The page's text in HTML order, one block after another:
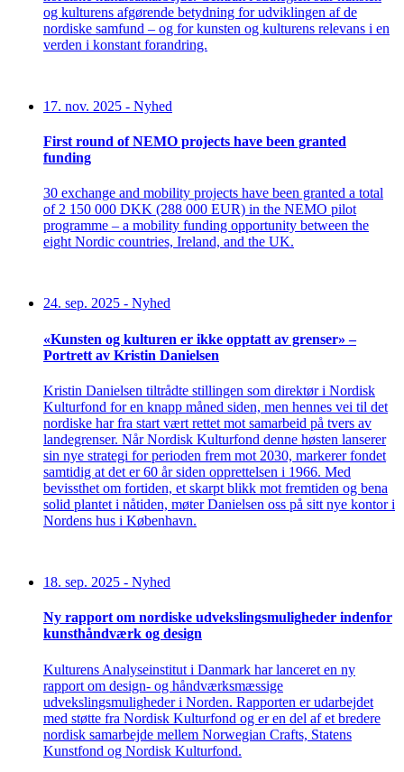
og kulturens afgørende betydning for udviklingen af de
nordiske samfund – og for kunsten og kulturens relevans i en
verden i konstant forandring.
17. nov. 2025 - Nyhed
First round of NEMO projects have been granted
funding
30 exchange and mobility projects have been granted a total
of 2 150 000 DKK (288 000 EUR) in the NEMO pilot
programme – a mobility funding opportunity between the
eight Nordic countries, Ireland, and the UK.
24. sep. 2025 - Nyhed
«Kunsten og kulturen er ikke opptatt av grenser» –
Portrett av Kristin Danielsen
Kristin Danielsen tiltrådte stillingen som direktør i Nordisk
Kulturfond for en knapp måned siden, men hennes vei til det
nordiske har fra start vært rettet mot samarbeid på tvers av
landegrenser. Når Nordisk Kulturfond denne høsten lanserer
sin nye strategi for perioden frem mot 2030, markerer fondet
samtidig at det er 60 år siden opprettelsen i 1966. Med
bevissthet om fortiden, et skarpt blikk mot fremtiden og bena
solid plantet i nåtiden, møter Danielsen oss på sitt nye kontor i
Nordens hus i København.
18. sep. 2025 - Nyhed
Ny rapport om nordiske udvekslingsmuligheder indenfor
kunsthåndværk og design
Kulturens Analyseinstitut i Danmark har lanceret en ny
rapport om design- og håndværksmæssige
udvekslingsmuligheder i Norden. Rapporten er udarbejdet
med støtte fra Nordisk Kulturfond og er en del af et bredere
nordisk samarbejde mellem Norwegian Crafts, Statens
Kunstfond og Nordisk Kulturfond.